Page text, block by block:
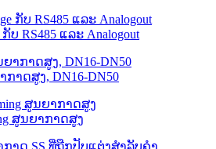
ກັບ RS485 ແລະ Analogout
າດສູງ, DN16-DN50
ສູນຍາກາດສູງ